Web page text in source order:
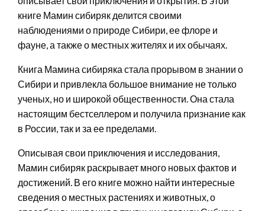
книге Мамин сибиряк делится своими
наблюдениями о природе Сибири, ее флоре и
фауне, а также о местных жителях и их обычаях.
Книга Мамина сибиряка стала прорывом в знании о
Сибири и привлекла большое внимание не только
ученых, но и широкой общественности. Она стала
настоящим бестселлером и получила признание как
в России, так и за ее пределами.
Описывая свои приключения и исследования,
Мамин сибиряк раскрывает много новых фактов и
достижений. В его книге можно найти интересные
сведения о местных растениях и животных, о